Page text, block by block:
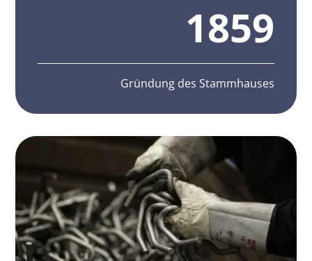
1859
Gründung des Stammhauses